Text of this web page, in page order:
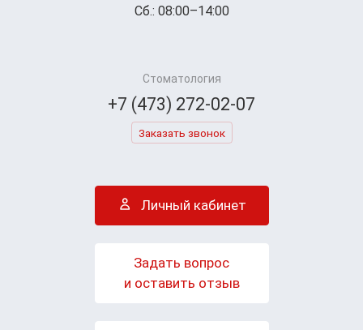
Сб.: 08:00–14:00
Стоматология
+7 (473) 272-02-07
Заказать звонок
Личный кабинет
Задать вопрос
и оставить отзыв